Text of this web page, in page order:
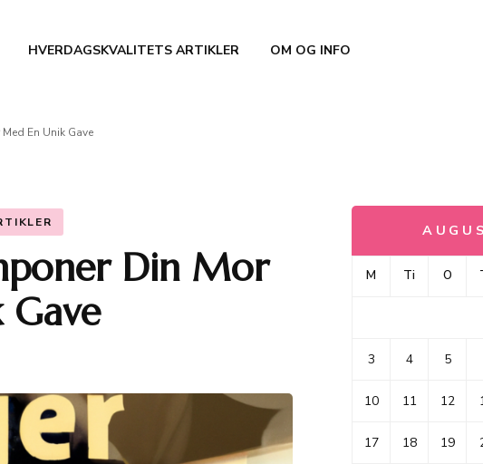
HVERDAGSKVALITETS ARTIKLER OM OG INFO
En Unik Gave
Din Mor
M Ti O
3 4 5
10 11 12
17 18 19